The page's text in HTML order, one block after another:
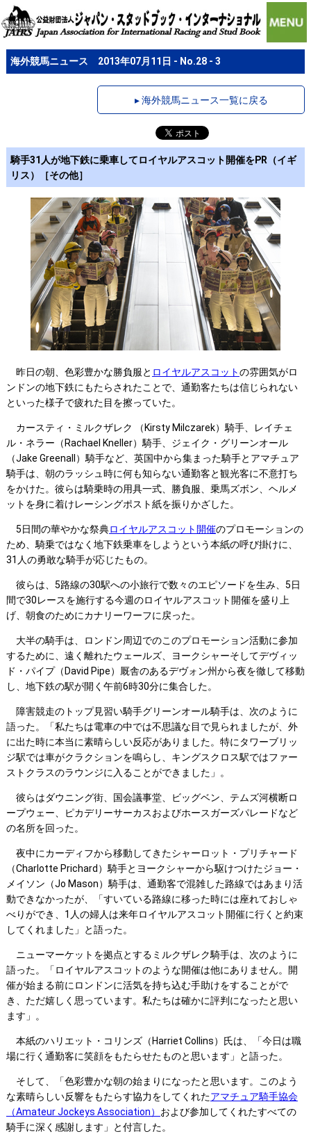
海外競馬ニュース 2013年07月11日 - No.28 - 3
▸ 海外競馬ニュース一覧に戻る
騎手31人が地下鉄に乗車してロイヤルアスコット開催をPR（イギ
リス）［その他］
昨日の朝、色彩豊かな勝負服と ロイヤルアスコットの雰囲気がロ
ンドンの地下鉄にもたらされたことで、通勤客たちは信じられない
といった様子で疲れた目を擦っていた。
カースティ・ミルクザレク （Kirsty Milczarek）騎手、レイチェ
ル・ネラー（Rachael Kneller）騎手、ジェイク・グリーンオール
（Jake Greenall）騎手など、英国中から集まった騎手とアマチュア
騎手は、朝のラッシュ時に何も知らない通勤客と観光客に不意打ち
をかけた。彼らは騎乗時の用具一式、勝負服、乗馬ズボン、ヘルメ
ットを身に着けレーシングポスト紙を振りかざした。
5日間の華やかな祭典ロイヤルアスコット開催のプロモーションの
ため、騎乗ではなく地下鉄乗車をしようという本紙の呼び掛けに、
31人の勇敢な騎手が応じたもの。
彼らは、5路線の30駅への小旅行で数々のエピソードを生み、5日
間で30レースを施行する今週のロイヤルアスコット開催を盛り上
げ、朝食のためにカナリーワーフに戻った。
大半の騎手は、ロンドン周辺でのこのプロモーション活動に参加
するために、遠く離れたウェールズ、ヨークシャーそしてデヴィッ
ド・パイプ（David Pipe）厩舎のあるデヴォン州から夜を徹して移動
し、地下鉄の駅が開く午前6時30分に集合した。
障害競走のトップ見習い騎手グリーンオール騎手は、次のように
語った。「私たちは電車の中では不思議な目で見られましたが、外
に出た時に本当に素晴らしい反応がありました。特にタワーブリッ
ジ駅では車がクラクションを鳴らし、キングスクロス駅ではファー
ストクラスのラウンジに入ることができました」。
彼らはダウニング街、国会議事堂、ビッグベン、テムズ河横断ロ
ープウェー、ピカデリーサーカスおよびホースガーズパレードなど
の名所を回った。
夜中にカーディフから移動してきたシャーロット・プリチャード
（Charlotte Prichard）騎手とヨークシャーから駆けつけたジョー・
メイソン（Jo Mason）騎手は、通勤客で混雑した路線ではあまり活
動できなかったが、「すいている路線に移った時には座れておしゃ
べりができ、1人の婦人は来年ロイヤルアスコット開催に行くと約束
してくれました」と語った。
ニューマーケットを拠点とするミルクザレク騎手は、次のように
語った。「ロイヤルアスコットのような開催は他にありません。開
催が始まる前にロンドンに活気を持ち込む手助けをすることがで
き、ただ嬉しく思っています。私たちは確かに評判になったと思い
ます」。
本紙のハリエット・コリンズ（Harriet Collins）氏は、「今日は職
場に行く通勤客に笑顔をもたらせたものと思います」と語った。
そして、「色彩豊かな朝の始まりになったと思います。このよう
な素晴らしい反響をもたらす協力をしてくれたアマチュア騎手協会
（Amateur Jockeys Association） および参加してくれたすべての
騎手に深く感謝します」と付言した。